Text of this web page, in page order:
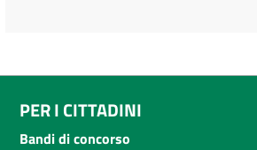
PER I CITTADINI
Bandi di concorso